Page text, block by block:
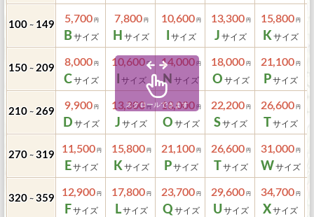
100 ～ 149
5,700
B
7,800
H
10,600 13,300
J
15,800
K
150 ～ 209
8,000
C
10,600 14,000
N
18,000
O
21,100
P
210 ～ 269
9,900
D
13,300
J
18,000
O
22,200
S
26,600
270 ～ 319
11,500
E
15,800
K
21,100
P
26,600 31,000
W
320 ～ 359
12,900
F
17,800
L
23,700
Q
29,600
U
34,700
X